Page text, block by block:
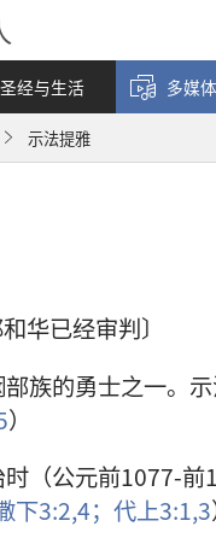
圣经与生活 多媒
示法提雅
华已经审判〕
族的勇士之一。
）
（公元前1077-
下3:2,4； 代上3:1,3